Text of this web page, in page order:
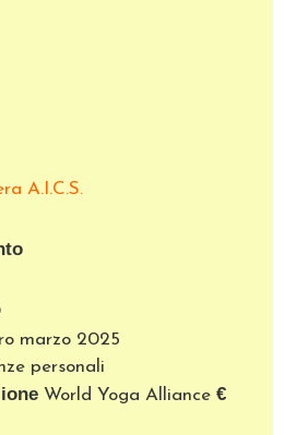
A.I.C.S.
marzo 2025
personali
World Yoga Alliance €